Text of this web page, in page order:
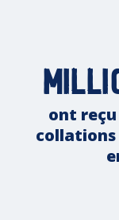
ont
collations